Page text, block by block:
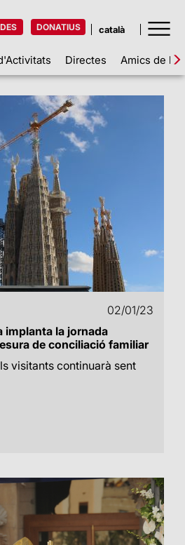
DONATIUS
Directes Amics de la
02/01/23
implanta la jornada
de conciliació familiar
visitants continuarà sent